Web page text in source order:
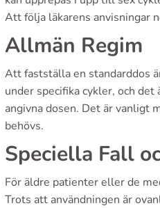
Att följa läkarens anvisningar
Allmän Regim
Att fastställa en standarddos
under specifika cykler, och
angivna dosen. Det är vanligt
behövs.
Speciella Fall
För äldre patienter eller de
Trots att användningen är